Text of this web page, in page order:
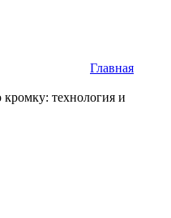
Главная
технология и